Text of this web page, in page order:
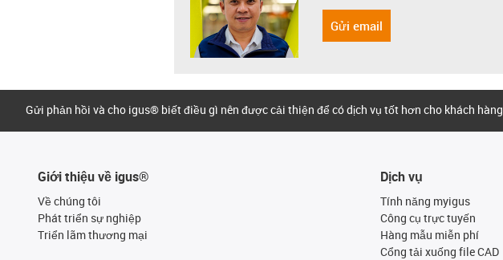
Gửi email
Gửi phản hồi và cho igus® biết điều gì nên được cải thiện để có dịch vụ tốt hơn cho khách hàng.
Giới thiệu về igus®
Về chúng tôi
Phát triển sự nghiệp
Triển lãm thương mại
Dịch vụ
Tính năng myigus
Công cụ trực tuyến
Hàng mẫu miễn phí
Cổng tải xuống file CAD